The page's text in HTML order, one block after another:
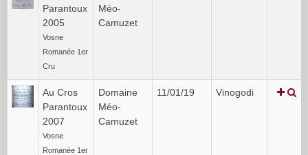
Parantoux
2005
Vosne
Romanée 1er
Cru
Méo-
Camuzet
Au Cros
Parantoux
2007
Vosne
Romanée 1er
Domaine
Méo-
Camuzet
11/01/19 Vinogodi